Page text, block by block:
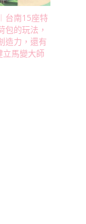
台南15座特
包的玩法，
造力，還有
立馬變大師